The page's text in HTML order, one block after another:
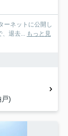
ーネットに公開し
、退去... もっと見
)